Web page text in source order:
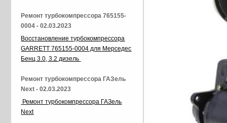
Ремонт турбокомпрессора 765155-
0004 - 02.03.2023
Восстановление турбокомпрессора
GARRETT 765155-0004 для Мерседес
Бенц 3.0, 3.2 дизель
Ремонт турбокомпрессора ГАЗель
Next - 02.03.2023
Ремонт турбокомпрессора ГАЗель
Next